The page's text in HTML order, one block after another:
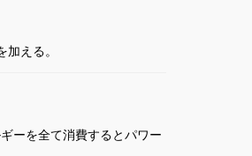
える。
ーを全て消費するとパワー